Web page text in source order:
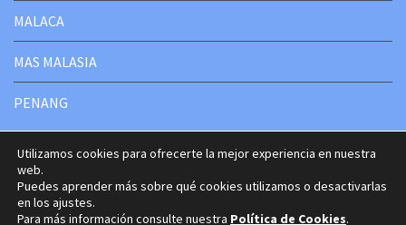
MALACA
MAS MALASIA
PENANG
Copyright © 2020-2025 Malasia Turismo
Travel Way by
Acme Themes
Utilizamos cookies para ofrecerte la mejor experiencia en nuestra
web.
Puedes aprender más sobre qué cookies utilizamos o desactivarlas
en los ajustes.
Para más información consulte nuestra Política de Cookies.